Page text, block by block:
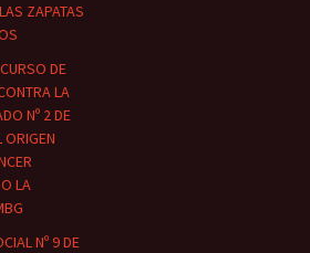
ZAPATAS
DE
LA
Nº 2 DE
ORIGEN
LA
Nº 9 DE